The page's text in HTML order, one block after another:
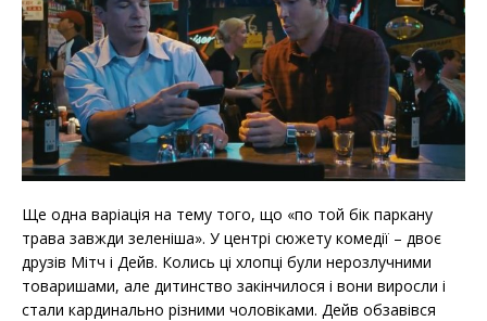
Ще одна варіація на тему того, що «по той бік паркану
трава завжди зеленіша». У центрі сюжету комедії – двоє
друзів Мітч і Дейв. Колись ці хлопці були нерозлучними
товаришами, але дитинство закінчилося і вони виросли і
стали кардинально різними чоловіками. Дейв обзавівся